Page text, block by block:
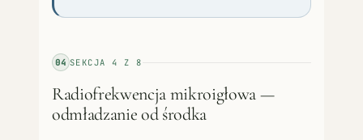
04 SEKCJA4 Z 8
Radiofrekwencja mikroigłowa —
odmładzanie od środka